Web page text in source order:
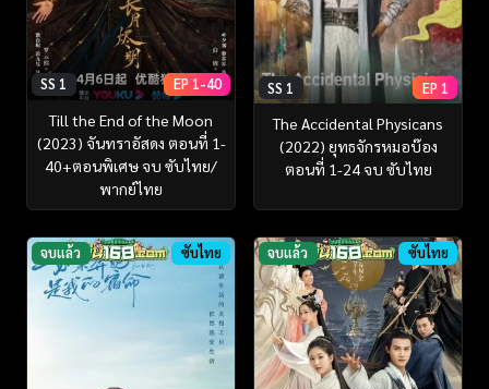
SS 1 EP 1-40
Till the End of the Moon
(2023) จันทราอัสดง ตอนที่ 1-
40+ตอนพิเศษ จบ ซับไทย/
พากย์ไทย
SS 1 EP 1
The Accidental Physicans
(2022) ยุทธจักรหมอบ๊อง
ตอนที่ 1-24 จบ ซับไทย
จบแล้ว ซับไทย จบแล้ว ซับไทย